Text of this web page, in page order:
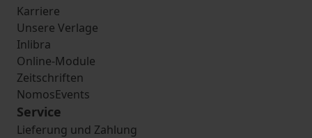
Karriere
Unsere Verlage
Inlibra
Online-Module
Zeitschriften
NomosEvents
Service
Lieferung und Zahlung